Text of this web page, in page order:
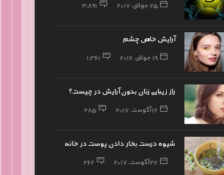
25 جولای, 2017 3,891
آرایش خاص چشم
19 جولای, 2016 1,361
راز زیبایی زنان بدون آرایش در چیست؟
12 آگوست, 2017 285
شیوه درست بخار دادن پوست در خانه
27 آگوست, 2017 262